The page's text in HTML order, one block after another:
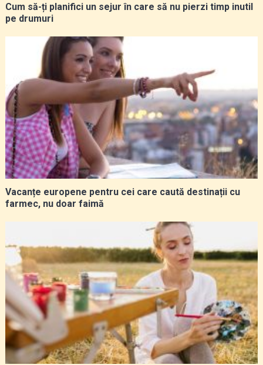
Cum să-ți planifici un sejur în care să nu pierzi timp inutil
pe drumuri
Vacanțe europene pentru cei care caută destinații cu
farmec, nu doar faimă